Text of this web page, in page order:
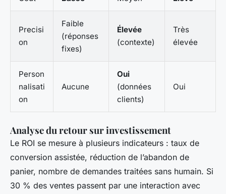
Precisi
on
Faible
(réponses
fixes)
Élevée
(contexte)
Très
élevée
Person
nalisati
on
Aucune
Oui
(données
clients)
Oui
Analyse du retour sur investissement
Le ROI se mesure à plusieurs indicateurs : taux de
conversion assistée, réduction de l’abandon de
panier, nombre de demandes traitées sans humain. Si
30 % des ventes passent par une interaction avec